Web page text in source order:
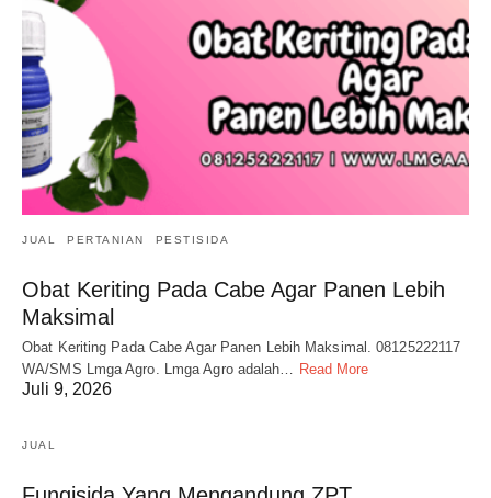
JUAL PERTANIAN PESTISIDA
Obat Keriting Pada Cabe Agar Panen Lebih
Maksimal
Obat Keriting Pada Cabe Agar Panen Lebih Maksimal. 08125222117
WA/SMS Lmga Agro. Lmga Agro adalah…
Read More
Juli 9, 2026
JUAL